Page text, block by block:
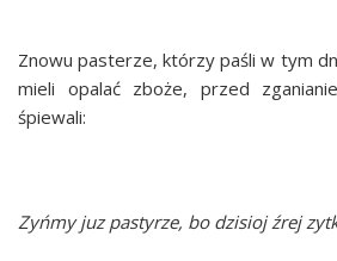
Znowu pasterze, którzy paśli w tym
mieli opalać zboże, przed
śpiewali:
Zyńmy juz pastyrze, bo dzisioj źrej